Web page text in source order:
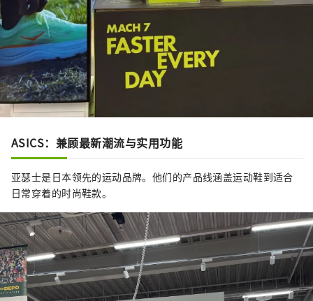
ASICS：兼顾最新潮流与实用功能
亚瑟士是日本领先的运动品牌。他们的产品线涵盖运动鞋到适合
日常穿着的时尚鞋款。